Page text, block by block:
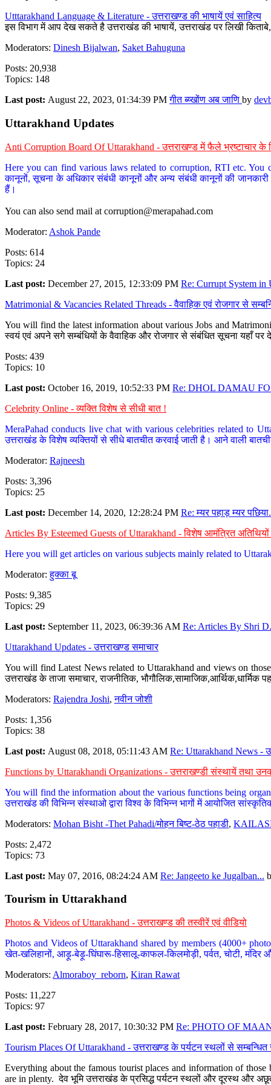
Utttarakhand Language & Literature - उत्तराखण्ड की भाषायें एवं साहित्य
इस विभाग में आप देख सकते है उत्तराखंड की भाषायें, उत्तराखंड पर लिखी
Moderators: Dinesh Bijalwan, Saket Bahuguna
Posts: 20,938
Topics: 148
Last post: August 22, 2023, 01:34:39 PMगीत ब्य्खोंण अब जाणि by
Uttarakhand Updates
Anti Corruption Board Of Uttarakhand - उत्तराखण्ड में फैले भ्रष्टाचार
Here you can find various laws related to corruption, RTI etc. You
कानूनों, सूचना के अधिकार संबंधी कानूनों और अन्य संबंधी कानूनों की
हैं।
You can also send mail at corruption@merapahad.com
Moderator: Ashok Pande
Posts: 614
Topics: 24
Last post: December 27, 2015, 12:33:09 PM Re: Currupt System in
Matrimonial & Vacancies Related Threads - वैवाहिक एवं रोजगार से
You will find the latest information about various Jobs and
स्वयं एवं अपने सगे सम्बंधियों के वैवाहिक और रोजगार से संबंधित सूचना यहाँ
Posts: 439
Topics: 10
Last post: October 16, 2019, 10:52:33 PM Re: DHOL DAMAU
Celebrity Online - व्यक्ति विशेष से सीधी बात !
MeraPahad conducts live chat with various celebrities related to
उत्तराखंड के विशेष व्यक्तियों से सीधे बातचीत करवाई जाती है। आने वाली
Moderator: Rajneesh
Posts: 3,396
Topics: 25
Last post: December 14, 2020, 12:28:24 PM Re: म्यर पहाड़ म्यर
Articles By Esteemed Guests of Uttarakhand - विशेष आमंत्रित
Here you will get articles on various subjects mainly related to
Moderator:हुक्का बू
Posts: 9,385
Topics: 29
Last post: September 11, 2023, 06:39:36 AM Re: Articles By Shri
Uttarakhand Updates - उत्तराखण्ड समाचार
You will find Latest News related to Uttarakhand and views on
उत्तराखंड के ताजा समाचार, राजनीतिक,
Moderators: Rajendra Joshi,नवीन जोशी
Posts: 1,356
Topics: 38
Last post: August 08, 2018, 05:11:43 AM Re: Uttarakhand News -
Functions by Uttarakhandi Organizations - उत्तराखण्डी संस्थायें तथा
You will find the information about the various functions being
उत्तराखंड की विभिन्न संस्थाओ द्वारा विश्व के विभिन्न भागों में आयोजित
Moderators: Mohan Bisht -Thet Pahadi/मोहन बिष्ट-ठेठ पहाडी,
Posts: 2,472
Topics: 73
Last post: May 07, 2016, 08:24:24 AM Re: Jangeeto ke Jugalban...
Tourism in Uttarakhand
Photos & Videos of Uttarakhand - उत्तराखण्ड की तस्वीरें एवं वीडियो
Photos and Videos of Uttarakhand shared by members (4000+
खेत-खलिहानों, आड़ू-बेड़ू-घिंघारू-हिसालू-काफल-किलमोड़ी, पर्वत, चोटी,
Moderators: Almoraboy_reborn, Kiran Rawat
Posts: 11,227
Topics: 97
Last post: February 28, 2017, 10:30:32 PM Re: PHOTO OF
Tourism Places Of Uttarakhand - उत्तराखण्ड के पर्यटन स्थलों से सम्बन्धित
Everything about the famous tourist places and information of
are in plenty. देव भूमि उत्तराखंड के प्रसिद्ध पर्यटन स्थलों और दूरस्थ